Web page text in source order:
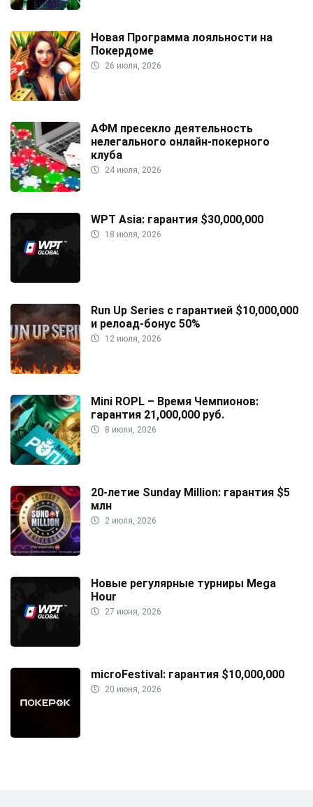
Новая Программа лояльности на
Покердоме
26 июля, 2026
АФМ пресекло деятельность
нелегального онлайн-покерного
клуба
24 июля, 2026
WPT Asia: гарантия $30,000,000
18 июля, 2026
Run Up Series с гарантией $10,000,000
и релоад-бонус 50%
12 июля, 2026
Mini ROPL – Время Чемпионов:
гарантия 21,000,000 руб.
8 июля, 2026
20-летие Sunday Million: гарантия $5
млн
2 июля, 2026
Новые регулярные турниры Mega
Hour
27 июня, 2026
microFestival: гарантия $10,000,000
20 июня, 2026